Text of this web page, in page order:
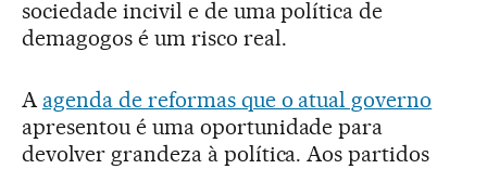
sociedade incivil e de uma política de
demagogos é um risco real.
A agenda de reformas que o atual governo
apresentou é uma oportunidade para
devolver grandeza à política. Aos partidos